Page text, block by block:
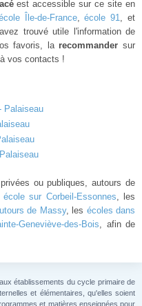
est accessible sur ce site en
Île-de-France,école 91, et
trouvé utile l'information de
favoris, la recommander sur
vos contacts !
Palaiseau
ou publiques, autours de
école sur Corbeil-Essonnes, les
de Massy, les écoles dans
Geneviève-des-Bois, afin de
établissements du cycle primaire de
et élémentaires, qu'elles soient
et matières enseignées pour